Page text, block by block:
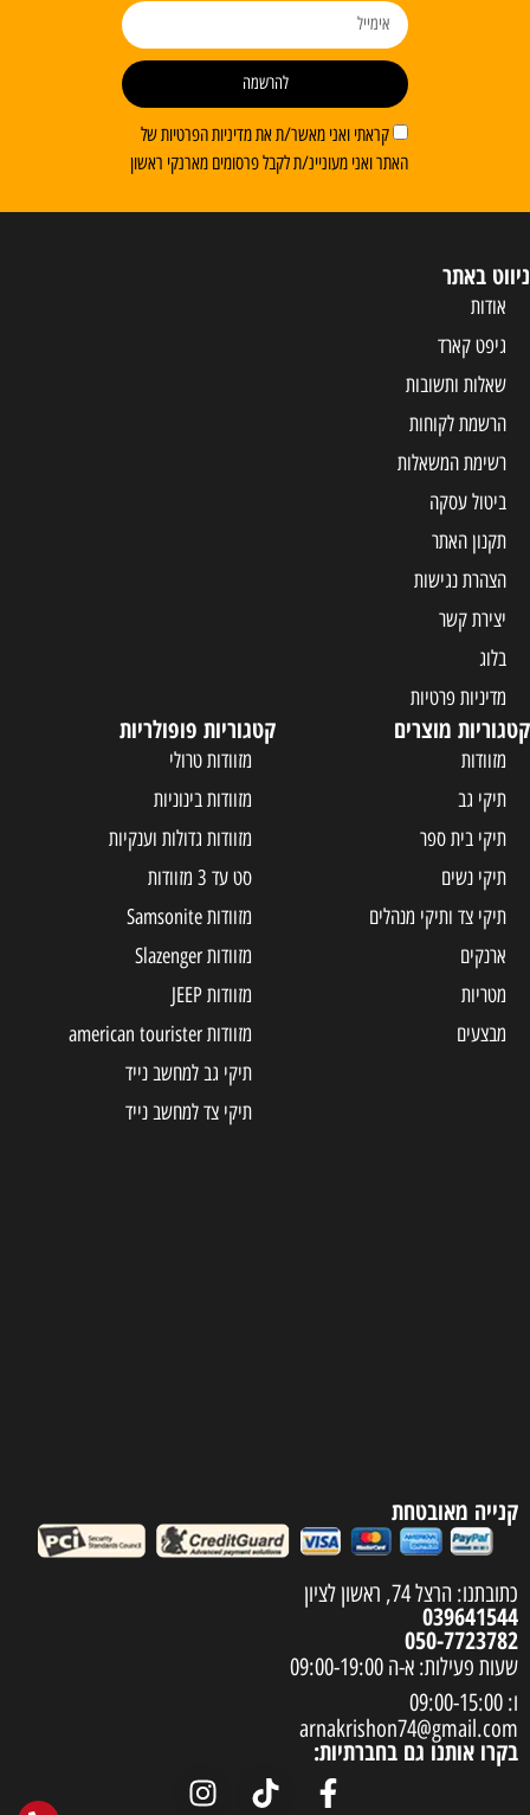
קראתי ואני מאשר/ת את מדיניות הפרטיות של
האתר ואני מעוניינ/ת לקבל פרסומים מארנקי ראשון
להרשמה
ניווט באתר
אודות
גיפט קארד
שאלות ותשובות
הרשמת לקוחות
רשימת המשאלות
ביטול עסקה
תקנון האתר
הצהרת נגישות
יצירת קשר
בלוג
מדיניות פרטיות
קטגוריות מוצרים
מזוודות
תיקי גב
תיקי בית ספר
תיקי נשים
תיקי צד ותיקי מנהלים
ארנקים
מטריות
מבצעים
קטגוריות פופולריות
מזוודות טרולי
מזוודות בינוניות
מזוודות גדולות וענקיות
סט עד 3 מזוודות
מזוודות Samsonite
מזוודות Slazenger
מזוודות JEEP
מזוודות american tourister
תיקי גב למחשב נייד
תיקי צד למחשב נייד
קנייה מאובטחת
כתובתנו: הרצל 74, ראשון לציון
039641544
050-7723782
שעות פעילות: א-ה 09:00-19:00
ו: 09:00-15:00
arnakrishon74@gmail.com
בקרו אותנו גם בחברתיות: